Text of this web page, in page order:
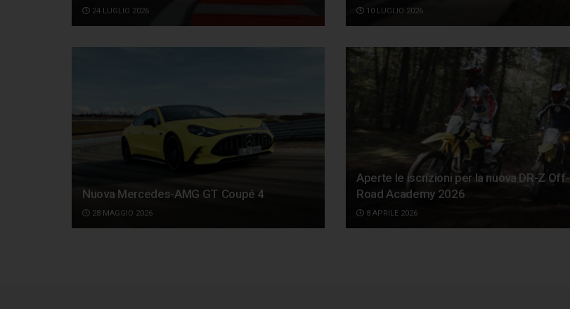
24 LUGLIO 2026 10 LUGLIO 2026
Nuova Mercedes-AMG GT Coupé 4
28 MAGGIO 2026
Aperte le iscrizioni per la nuova DR-Z Off-
Road Academy 2026
8 APRILE 2026